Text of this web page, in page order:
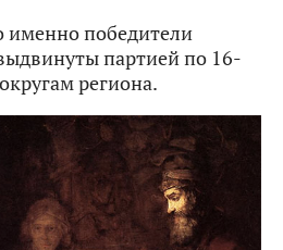
именно победители
партией по 16-
региона.